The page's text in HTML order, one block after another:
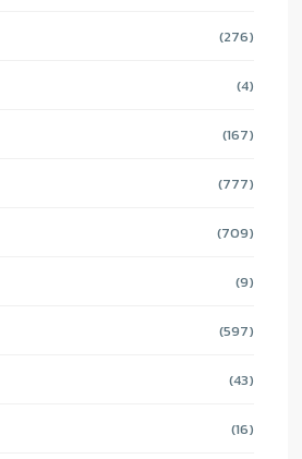
(276)
(4)
(167)
(777)
(709)
(9)
(597)
(43)
(16)